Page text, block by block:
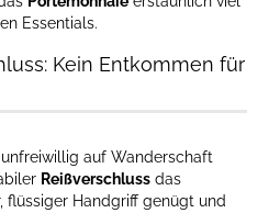
Essentials.
Kein Entkommen für
auf Wanderschaft
Reißverschluss das
flüssiger Handgriff genügt und